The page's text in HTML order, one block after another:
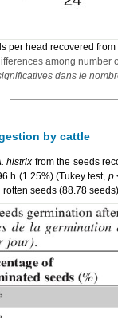
per head recovered
among
dans le
by cattle
histrix from the seeds
h (1.25%) (Tukey test, p
seeds (88.78